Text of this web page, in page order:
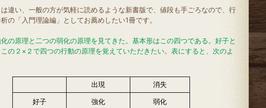
違い、一般の方が気軽に読めるような新書版で、値段も手ごろなので、行
の「入門理論編」としてお薦めしたい1冊です。
の原理と二つの弱化の原理を見てきた。基本形はこの四つである。好子と
の２×２で四つの行動の原理を覚えていただきたい。表にすると、次のよ
出現 消失
好子 強化 弱化